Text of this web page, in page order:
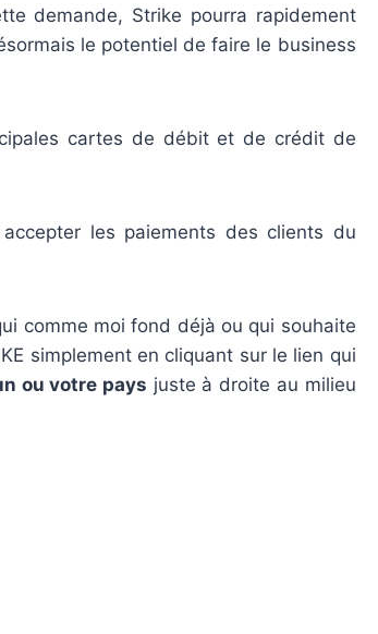
demande, Strike pourra rapidement
le potentiel de faire le business
cartes de débit et de crédit de
les paiements des clients du
comme moi fond déjà ou qui souhaite
simplement en cliquant sur le lien qui
ou votre pays juste à droite au milieu